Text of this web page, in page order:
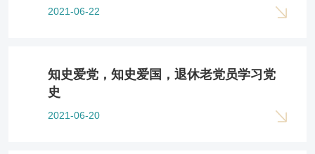
2021-06-22
知史爱党，知史爱国，退休老党员学习党
史
2021-06-20